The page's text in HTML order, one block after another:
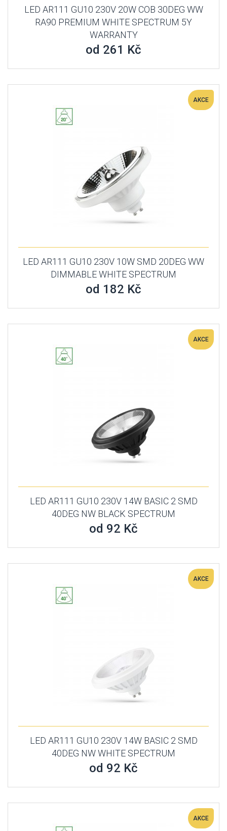
LED AR111 GU10 230V 20W COB 30DEG WW
RA90 PREMIUM WHITE SPECTRUM 5Y
WARRANTY
od 261 Kč
AKCE
LED AR111 GU10 230V 10W SMD 20DEG WW
DIMMABLE WHITE SPECTRUM
od 182 Kč
AKCE
LED AR111 GU10 230V 14W BASIC 2 SMD
40DEG NW BLACK SPECTRUM
od 92 Kč
AKCE
LED AR111 GU10 230V 14W BASIC 2 SMD
40DEG NW WHITE SPECTRUM
od 92 Kč
AKCE